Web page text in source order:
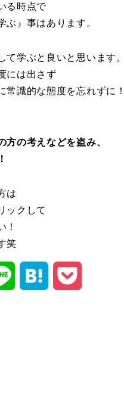
る時点で
ぶ』事はあります。
て学ぶと良いと思います。
には出さず
常識的な態度を忘れずに！
方の考えなどを盗み、
は
ックして
！
笑
Line Hatena